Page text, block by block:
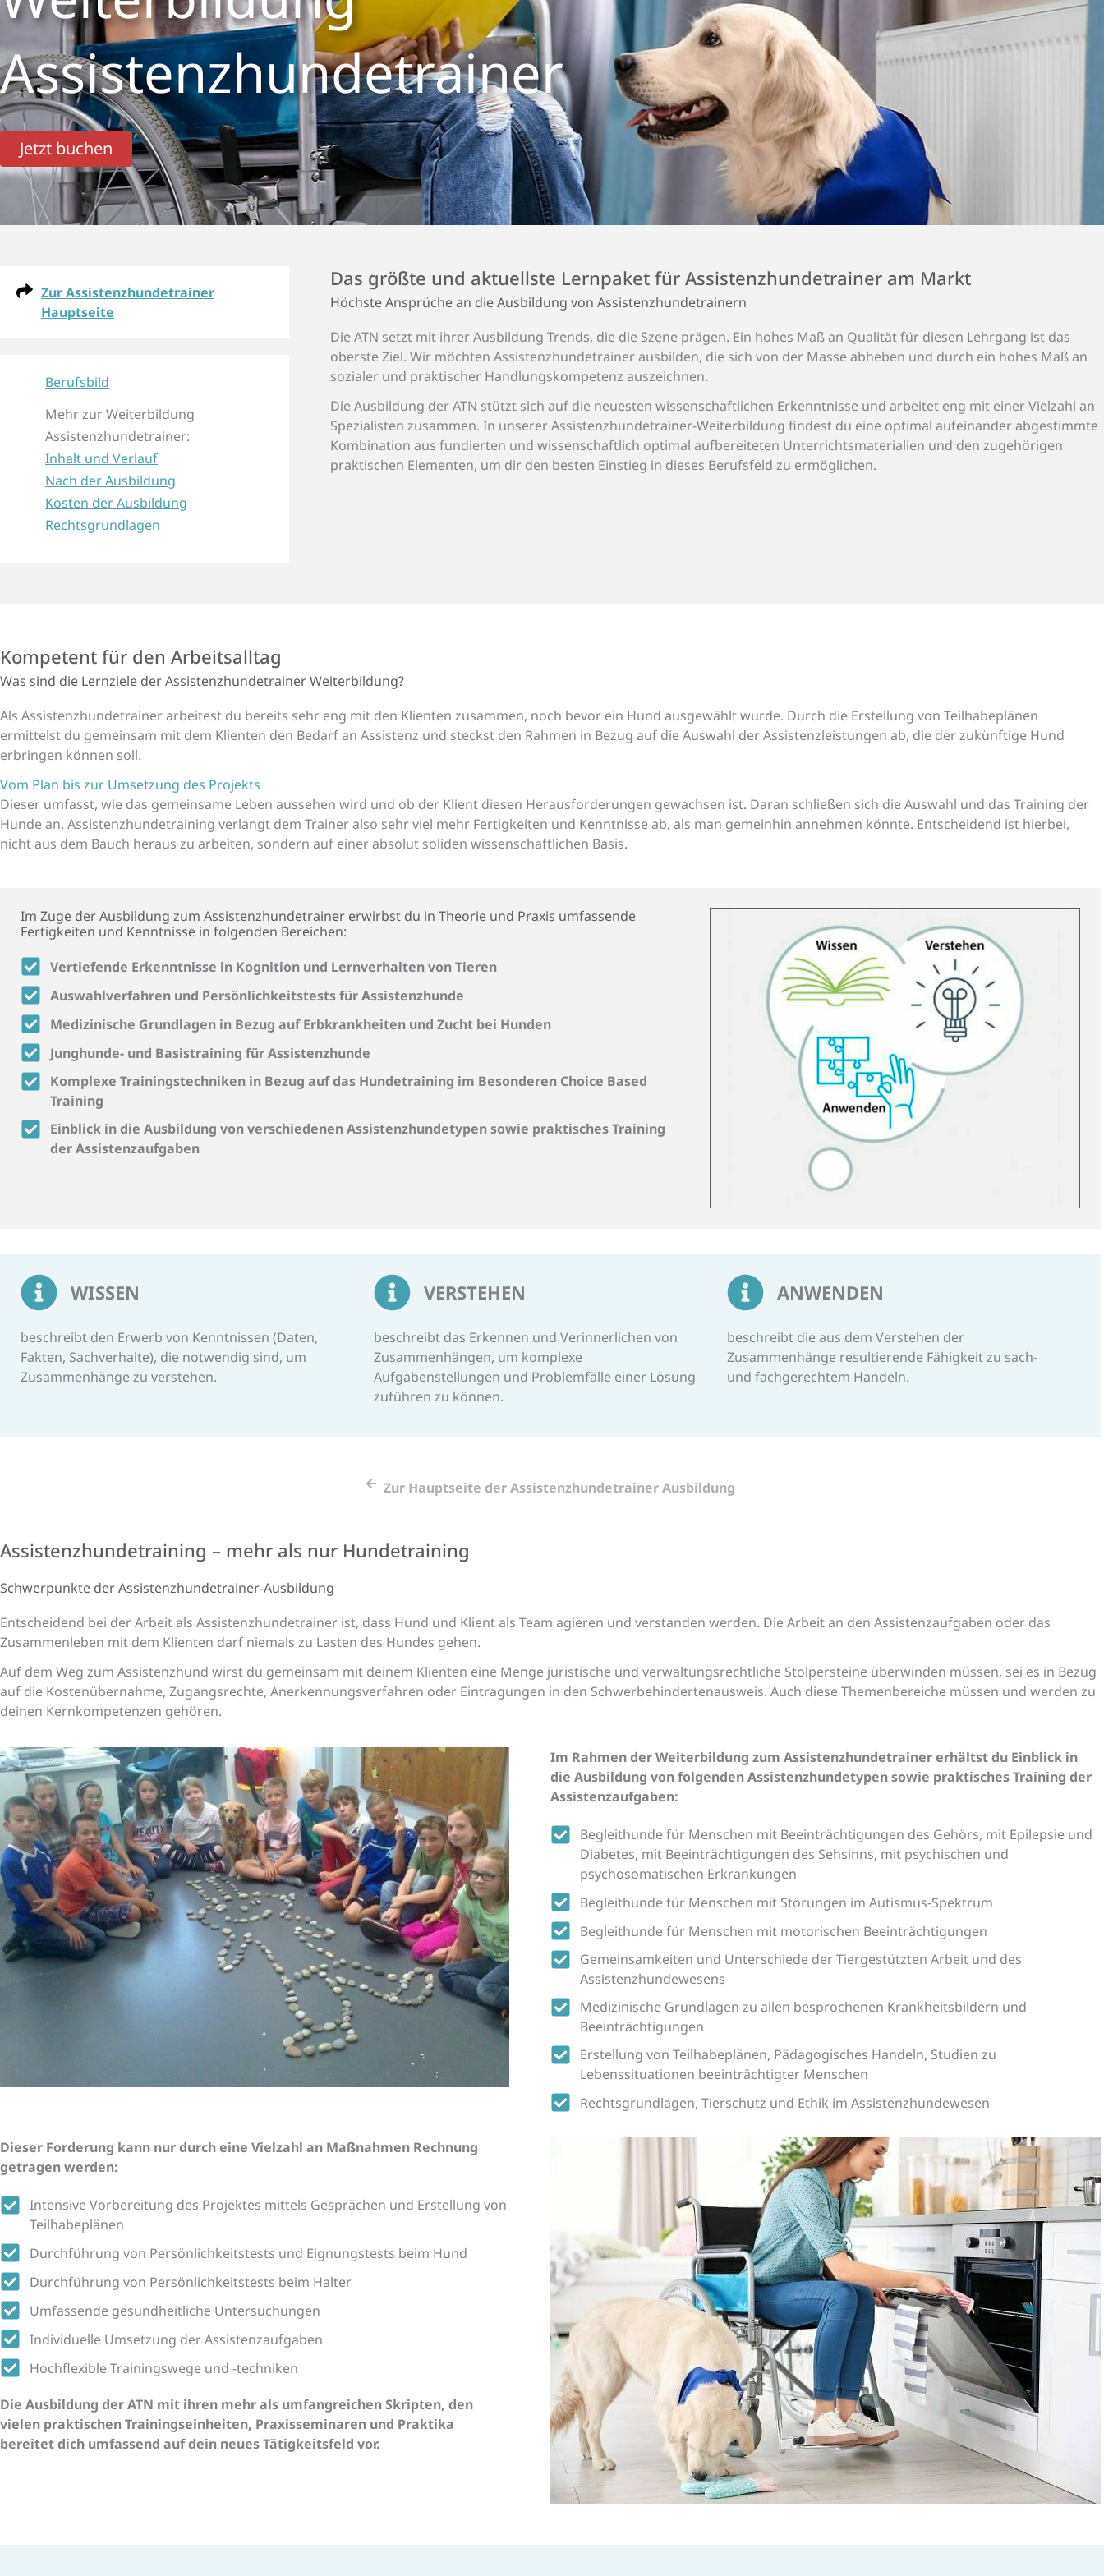
Assistenz­hunde­trainer
Jetzt buchen
Zur Assistenzhundetrainer
Hauptseite
Berufsbild
Mehr zur Weiterbildung
Assistenzhundetrainer:
Inhalt und Verlauf
Nach der Ausbildung
Kosten der Ausbildung
Rechtsgrundlagen
Das größte und aktuellste Lern­paket für Assistenz­hunde­trainer am Markt
Höchste Ansprüche an die Ausbildung von Assistenzhundetrainern
Die ATN setzt mit ihrer Ausbildung Trends, die die Szene prägen. Ein hohes Maß an Qualität für diesen Lehrgang ist das
oberste Ziel. Wir möchten Assistenzhundetrainer ausbilden, die sich von der Masse abheben und durch ein hohes Maß an
sozialer und praktischer Handlungskompetenz auszeichnen.
Die Ausbildung der ATN stützt sich auf die neuesten wissenschaftlichen Erkenntnisse und arbeitet eng mit einer Vielzahl an
Spezialisten zusammen. In unserer Assistenzhundetrainer-Weiterbildung findest du eine optimal aufeinander abgestimmte
Kombination aus fundierten und wissenschaftlich optimal aufbereiteten Unterrichtsmaterialien und den zugehörigen
praktischen Elementen, um dir den besten Einstieg in dieses Berufsfeld zu ermöglichen.
Kompetent für den Arbeits­alltag
Was sind die Lern­ziele der Assistenz­hunde­trainer Weiter­bildung?
Als Assistenzhundetrainer arbeitest du bereits sehr eng mit den Klienten zusammen, noch bevor ein Hund ausgewählt wurde. Durch die Erstellung von Teilhabeplänen
ermittelst du gemeinsam mit dem Klienten den Bedarf an Assistenz und steckst den Rahmen in Bezug auf die Auswahl der Assistenzleistungen ab, die der zukünftige Hund
erbringen können soll.
Vom Plan bis zur Umsetzung des Projekts
Dieser umfasst, wie das gemeinsame Leben aussehen wird und ob der Klient diesen Herausforderungen gewachsen ist. Daran schließen sich die Auswahl und das Training der
Hunde an. Assistenzhundetraining verlangt dem Trainer also sehr viel mehr Fertigkeiten und Kenntnisse ab, als man gemeinhin annehmen könnte. Entscheidend ist hierbei,
nicht aus dem Bauch heraus zu arbeiten, sondern auf einer absolut soliden wissenschaftlichen Basis.
Im Zuge der Ausbildung zum Assistenzhundetrainer erwirbst du in Theorie und Praxis umfassende
Fertigkeiten und Kenntnisse in folgenden Bereichen:
Vertiefende Erkenntnisse in Kognition und Lernverhalten von Tieren
Auswahlverfahren und Persönlichkeitstests für Assistenzhunde
Medizinische Grundlagen in Bezug auf Erbkrankheiten und Zucht bei Hunden
Junghunde- und Basistraining für Assistenzhunde
Komplexe Trainingstechniken in Bezug auf das Hundetraining im Besonderen Choice Based
Training
Einblick in die Ausbildung von verschiedenen Assistenzhundetypen sowie praktisches Training
der Assistenzaufgaben
WISSEN
beschreibt den Erwerb von Kenntnissen (Daten,
Fakten, Sachverhalte), die notwendig sind, um
Zusammenhänge zu verstehen.
VERSTEHEN
beschreibt das Erkennen und Verinnerlichen von
Zusammenhängen, um komplexe
Aufgabenstellungen und Problemfälle einer Lösung
zuführen zu können.
ANWENDEN
beschreibt die aus dem Verstehen der
Zusammenhänge resultierende Fähigkeit zu sach-
und fachgerechtem Handeln.
Zur Hauptseite der Assistenzhundetrainer Ausbildung
Assistenzhundetraining – mehr als nur Hundetraining
Schwer­punkte der Assistenz­hunde­trainer-Aus­bildung
Entscheidend bei der Arbeit als Assistenzhundetrainer ist, dass Hund und Klient als Team agieren und verstanden werden. Die Arbeit an den Assistenzaufgaben oder das
Zusammenleben mit dem Klienten darf niemals zu Lasten des Hundes gehen.
Auf dem Weg zum Assistenzhund wirst du gemeinsam mit deinem Klienten eine Menge juristische und verwaltungsrechtliche Stolpersteine überwinden müssen, sei es in Bezug
auf die Kostenübernahme, Zugangsrechte, Anerkennungsverfahren oder Eintragungen in den Schwerbehindertenausweis. Auch diese Themenbereiche müssen und werden zu
deinen Kernkompetenzen gehören.
Im Rahmen der Weiterbildung zum Assistenzhundetrainer erhältst du Einblick in
die Ausbildung von folgenden Assistenzhundetypen sowie praktisches Training der
Assistenzaufgaben:
Begleithunde für Menschen mit Beeinträchtigungen des Gehörs, mit Epilepsie und
Diabetes, mit Beeinträchtigungen des Sehsinns, mit psychischen und
psychosomatischen Erkrankungen
Begleithunde für Menschen mit Störungen im Autismus-Spektrum
Begleithunde für Menschen mit motorischen Beeinträchtigungen
Gemeinsamkeiten und Unterschiede der Tiergestützten Arbeit und des
Assistenzhundewesens
Medizinische Grundlagen zu allen besprochenen Krankheitsbildern und
Beeinträchtigungen
Erstellung von Teilhabeplänen, Pädagogisches Handeln, Studien zu
Lebenssituationen beeinträchtigter Menschen
Rechtsgrundlagen, Tierschutz und Ethik im Assistenzhundewesen
Dieser Forderung kann nur durch eine Vielzahl an Maßnahmen Rechnung
getragen werden:
Intensive Vorbereitung des Projektes mittels Gesprächen und Erstellung von
Teilhabeplänen
Durchführung von Persönlichkeitstests und Eignungstests beim Hund
Durchführung von Persönlichkeitstests beim Halter
Umfassende gesundheitliche Untersuchungen
Individuelle Umsetzung der Assistenzaufgaben
Hochflexible Trainingswege und -techniken
Die Ausbildung der ATN mit ihren mehr als umfangreichen Skripten, den
vielen praktischen Trainingseinheiten, Praxisseminaren und Praktika
bereitet dich umfassend auf dein neues Tätigkeitsfeld vor.